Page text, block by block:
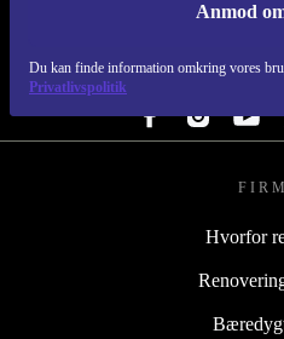
Anmod
Du kan finde information omkring vores
Privatlivspolitik
REFURBED
Hvorfor